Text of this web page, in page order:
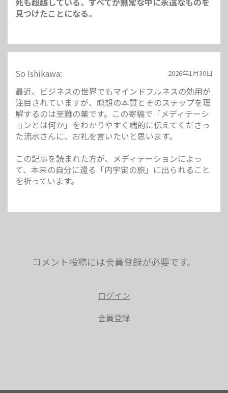
見つけたことになる。
So Ishikawa: 2026年1月30日
最近、ビジネスの世界でもマインドフルネスの効用が
注目されていますが、瞑想の本質とそのステップを理
解するのは至難の業です。この寄稿で「メディテーシ
ョンとは何か」をわかりやすく端的に伝えてくださっ
た流水さんに、お礼を言いたいと思います。
この記事を読まれた方が、メディテーションによっ
て、本来の自分に還る「内宇宙の旅」に出られること
を祈っています。
コメント投稿には会員登録が必要です。
ログイン
会員登録